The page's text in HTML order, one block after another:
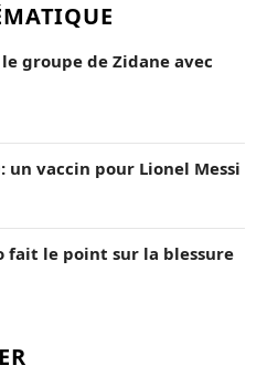
groupe de Zidane avec
un vaccin pour Lionel Messi
fait le point sur la blessure